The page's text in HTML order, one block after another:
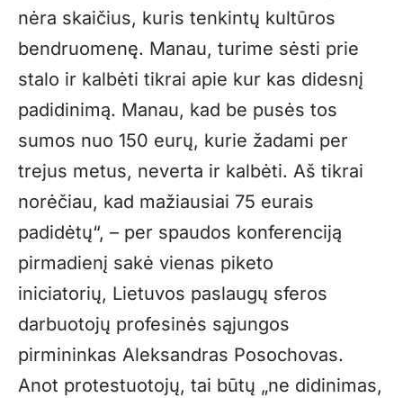
nėra skaičius, kuris tenkintų kultūros
bendruomenę. Manau, turime sėsti prie
stalo ir kalbėti tikrai apie kur kas didesnį
padidinimą. Manau, kad be pusės tos
sumos nuo 150 eurų, kurie žadami per
trejus metus, neverta ir kalbėti. Aš tikrai
norėčiau, kad mažiausiai 75 eurais
padidėtų“, – per spaudos konferenciją
pirmadienį sakė vienas piketo
iniciatorių, Lietuvos paslaugų sferos
darbuotojų profesinės sąjungos
pirmininkas Aleksandras Posochovas.
Anot protestuotojų, tai būtų „ne didinimas,